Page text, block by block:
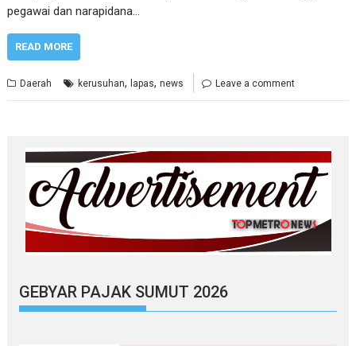
pegawai dan narapidana…
READ MORE
Daerah kerusuhan, lapas,news Leave a comment
GEBYAR PAJAK SUMUT 2026